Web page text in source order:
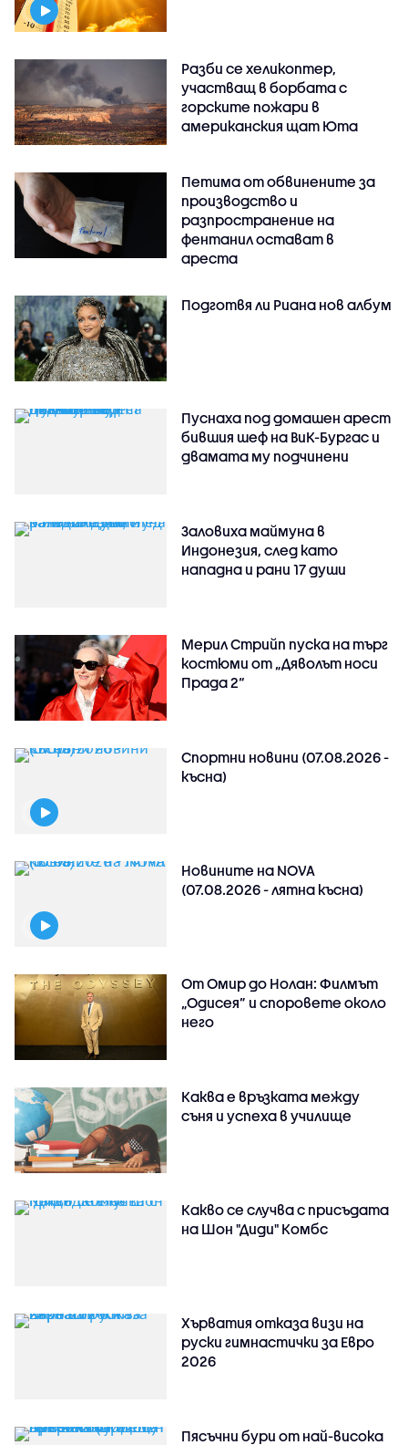
Разби се хеликоптер,
участващ в борбата с
горските пожари в
американския щат Юта
Петима от обвинените за
производство и
разпространение на
фентанил остават в
ареста
Подготвя ли Риана нов албум
Пуснаха под домашен арест
бившия шеф на ВиК-Бургас и
двамата му подчинени
Заловиха маймуна в
Индонезия, след като
нападна и рани 17 души
Мерил Стрийп пуска на търг
костюми от „Дяволът носи
Прада 2“
Спортни новини (07.08.2026 -
късна)
Новините на NOVA
(07.08.2026 - лятна късна)
От Омир до Нолан: Филмът
„Одисея” и споровете около
него
Каква е връзката между
съня и успеха в училище
Какво се случва с присъдата
на Шон "Диди" Комбс
Хърватия отказа визи на
руски гимнастички за Евро
2026
Пясъчни бури от най-висока